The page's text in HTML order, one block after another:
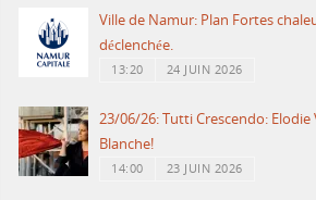
Ville de Namur: Plan Fortes
déclenchée.
13:20 24 JUIN 2026
23/06/26: Tutti Crescendo: Elodie
Blanche!
14:00 23 JUIN 2026